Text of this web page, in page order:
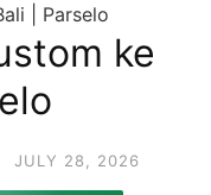
| Parselo
ke
JULY 28, 2026